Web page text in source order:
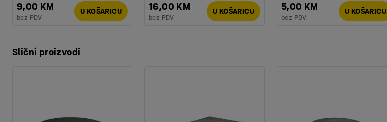
9,00 KM
bez PDV
U KOŠARICU 16,00 KM
bez PDV
U KOŠARICU 5,00 KM
bez PDV
U KOŠARICU
Slični proizvodi